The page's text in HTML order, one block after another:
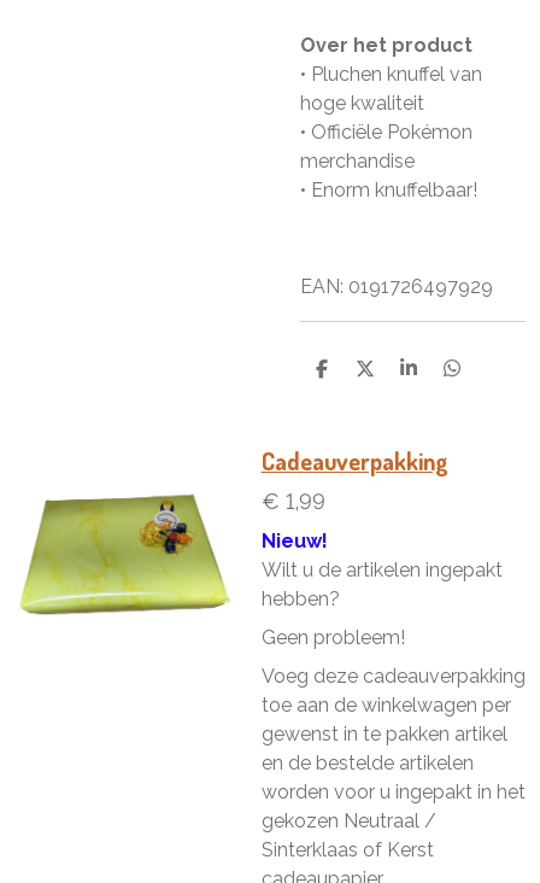
Over het product
• Pluchen knuffel van
hoge kwaliteit
• Officiële Pokémon
merchandise
• Enorm knuffelbaar!
EAN: 0191726497929
D
D
S
e
D
Cadeauverpakking
€ 1,99
Nieuw!
Wilt u de artikelen ingepakt
hebben?
Geen probleem!
Voeg deze cadeauverpakking
toe aan de winkelwagen per
gewenst in te pakken artikel
en de bestelde artikelen
worden voor u ingepakt in het
gekozen Neutraal /
Sinterklaas of Kerst